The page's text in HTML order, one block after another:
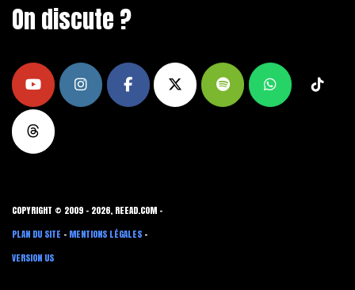
On discute ?
COPYRIGHT © 2009 - 2026, REEAD.COM -
PLAN DU SITE - MENTIONS LÉGALES -
VERSION US